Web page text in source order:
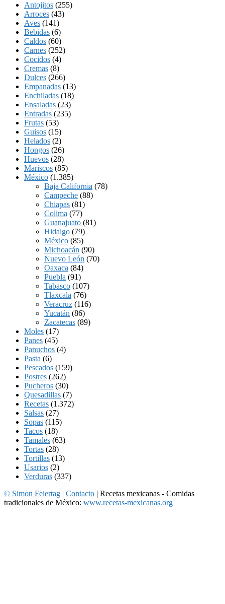
Antojitos (255)
Arroces (43)
Aves (141)
Bebidas (6)
Caldos (60)
Carnes (252)
Cocidos (4)
Cremas (8)
Dulces (266)
Empanadas (13)
Enchiladas (18)
Ensaladas (23)
Entradas (235)
Frutas (53)
Guisos (15)
Helados (2)
Hongos (26)
Huevos (28)
Mariscos (85)
México (1.385)
Baja California (78)
Campeche (88)
Chiapas (81)
Colima (77)
Guanajuato (81)
Hidalgo (79)
México (85)
Michoacán (90)
Nuevo León (70)
Oaxaca (84)
Puebla (91)
Tabasco (107)
Tlaxcala (76)
Veracruz (116)
Yucatán (86)
Zacatecas (89)
Moles (17)
Panes (45)
Panuchos (4)
Pasta (6)
Pescados (159)
Postres (262)
Pucheros (30)
Quesadillas (7)
Recetas (1.372)
Salsas (27)
Sopas (115)
Tacos (18)
Tamales (63)
Tortas (28)
Tortillas (13)
Usarios (2)
Verduras (337)
© Simon Feiertag | Contacto | Recetas mexicanas - Comidas
tradicionales de México: www.recetas-mexicanas.org